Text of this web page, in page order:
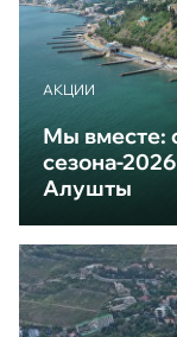
АКЦИИ
Мы вместе:
сезона-
Алушты